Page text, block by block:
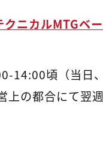
ニカルMTGベ
14:00頃（当日
の都合にて翌